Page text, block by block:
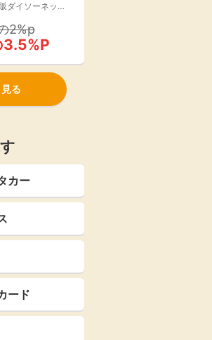
ダイソーネット
2%p
3.5%P
る
カー
ード